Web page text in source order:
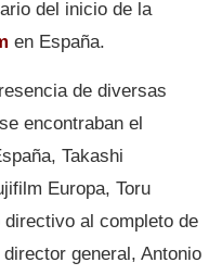
del inicio de la
en España.
de diversas
encontraban el
Takashi
Europa, Toru
al completo de
general, Antonio